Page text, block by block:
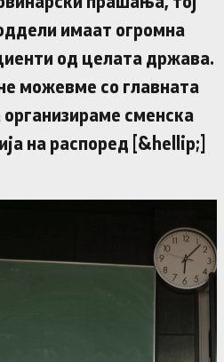
имаат огромна
од целата држава.
можевме со главната
сменска
на распоред [&hellip;]